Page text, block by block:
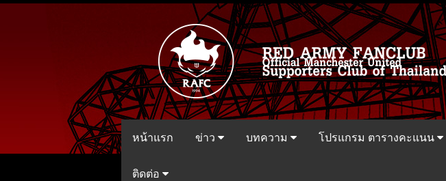
หน้าแรก ข่าว บทความ โปรแกรม ตารางคะแนน
ติดต่อ